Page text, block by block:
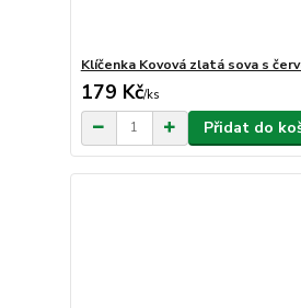
Klíčenka Kovová zlatá sova s
179 Kč/ks
Přidat do